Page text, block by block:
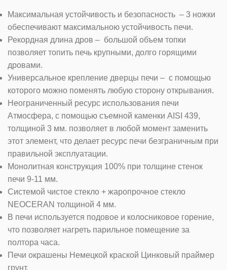
Максимальная устойчивость и безопасность – 3 ножки
обеспечивают максимальною устойчивость печи.
Рекордная длина дров – большой объем топки
позволяет топить печь крупными, долго горящими
дровами.
Универсальное крепление дверцы печи – с помощью
которого можно поменять любую сторону открывания.
Неограниченный ресурс использования печи
Атмосфера, с помощью съемной каменки AISI 439,
толщиной 3 мм. позволяет в любой момент заменить
этот элемент, что делает ресурс печи безграничным при
правильной эксплуатации.
Монолитная конструкция 100% при толщине стенок
печи 9-11 мм.
Системой чистое стекло + жаропрочное стекло
NEOCERAN толщиной 4 мм.
В печи используется подовое и колосниковое горение,
что позволяет нагреть парильное помещение за
полтора часа.
Печи окрашены Немецкой краской Цинковый праймер
грунт.